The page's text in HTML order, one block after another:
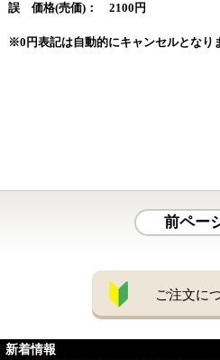
誤 価格(売価)： 2100円
※0円表記は自動的にキャンセルとなり
前ペー
ご注文に
新着情報